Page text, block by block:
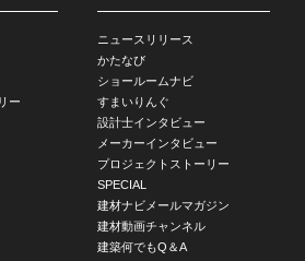
ー
ニュースリリース
かたなび
ショールームナビ
すまいりんぐ
設計士インタビュー
メーカーインタビュー
プロジェクトストーリー
SPECIAL
建材ナビメールマガジン
建材動画チャンネル
建築何でもQ＆A